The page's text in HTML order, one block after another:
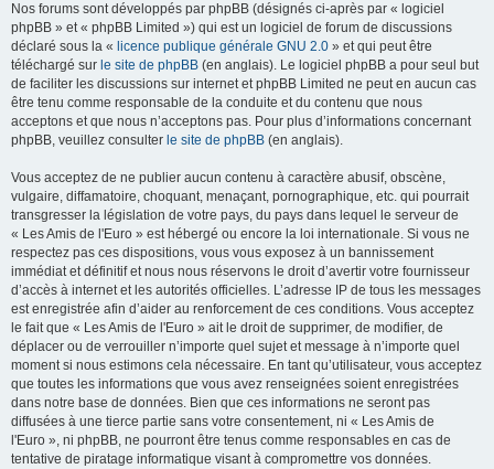
Nos forums sont développés par phpBB (désignés ci-après par « logiciel
phpBB » et « phpBB Limited ») qui est un logiciel de forum de discussions
déclaré sous la « licence publique générale GNU 2.0 » et qui peut être
téléchargé sur le site de phpBB (en anglais). Le logiciel phpBB a pour seul but
de faciliter les discussions sur internet et phpBB Limited ne peut en aucun cas
être tenu comme responsable de la conduite et du contenu que nous
acceptons et que nous n’acceptons pas. Pour plus d’informations concernant
phpBB, veuillez consulter le site de phpBB (en anglais).
Vous acceptez de ne publier aucun contenu à caractère abusif, obscène,
vulgaire, diffamatoire, choquant, menaçant, pornographique, etc. qui pourrait
transgresser la législation de votre pays, du pays dans lequel le serveur de
« Les Amis de l'Euro » est hébergé ou encore la loi internationale. Si vous ne
respectez pas ces dispositions, vous vous exposez à un bannissement
immédiat et définitif et nous nous réservons le droit d’avertir votre fournisseur
d’accès à internet et les autorités officielles. L’adresse IP de tous les messages
est enregistrée afin d’aider au renforcement de ces conditions. Vous acceptez
le fait que « Les Amis de l'Euro » ait le droit de supprimer, de modifier, de
déplacer ou de verrouiller n’importe quel sujet et message à n’importe quel
moment si nous estimons cela nécessaire. En tant qu’utilisateur, vous acceptez
que toutes les informations que vous avez renseignées soient enregistrées
dans notre base de données. Bien que ces informations ne seront pas
diffusées à une tierce partie sans votre consentement, ni « Les Amis de
l'Euro », ni phpBB, ne pourront être tenus comme responsables en cas de
tentative de piratage informatique visant à compromettre vos données.